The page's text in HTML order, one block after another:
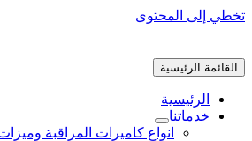
تخطي إلى المحتوى
القائمة الرئيسية
الرئيسية
خدماتنا
انواع كاميرات المراقبة